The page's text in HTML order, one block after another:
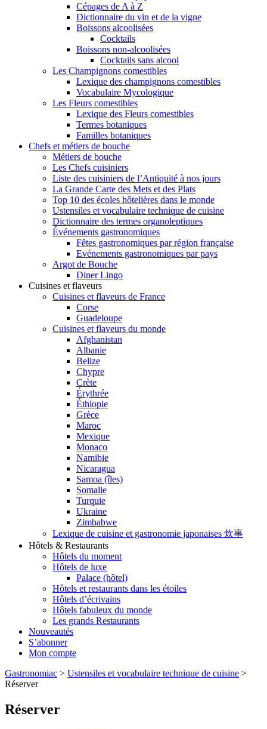
Cépages de A à Z
Dictionnaire du vin et de la vigne
Boissons alcoolisées
Cocktails
Boissons non-alcoolisées
Cocktails sans alcool
Les Champignons comestibles
Lexique des champignons comestibles
Vocabulaire Mycologique
Les Fleurs comestibles
Lexique des Fleurs comestibles
Termes botaniques
Familles botaniques
Chefs et métiers de bouche
Métiers de bouche
Les Chefs cuisiniers
Liste des cuisiniers de l’Antiquité à nos jours
La Grande Carte des Mets et des Plats
Top 10 des écoles hôtelières dans le monde
Ustensiles et vocabulaire technique de cuisine
Dictionnaire des termes organoleptiques
Événements gastronomiques
Fêtes gastronomiques par région française
Evénements gastronomiques par pays
Argot de Bouche
Diner Lingo
Cuisines et flaveurs
Cuisines et flaveurs de France
Corse
Guadeloupe
Cuisines et flaveurs du monde
Afghanistan
Albanie
Belize
Chypre
Crète
Érythrée
Éthiopie
Grèce
Maroc
Mexique
Monaco
Namibie
Nicaragua
Samoa (îles)
Somalie
Turquie
Ukraine
Zimbabwe
Lexique de cuisine et gastronomie japonaises 炊事
Hôtels & Restaurants
Hôtels du moment
Hôtels de luxe
Palace (hôtel)
Hôtels et restaurants dans les étoiles
Hôtels d’écrivains
Hôtels fabuleux du monde
Les grands Restaurants
Nouveautés
S’abonner
Mon compte
Gastronomiac > Ustensiles et vocabulaire technique de cuisine >
Réserver
Réserver